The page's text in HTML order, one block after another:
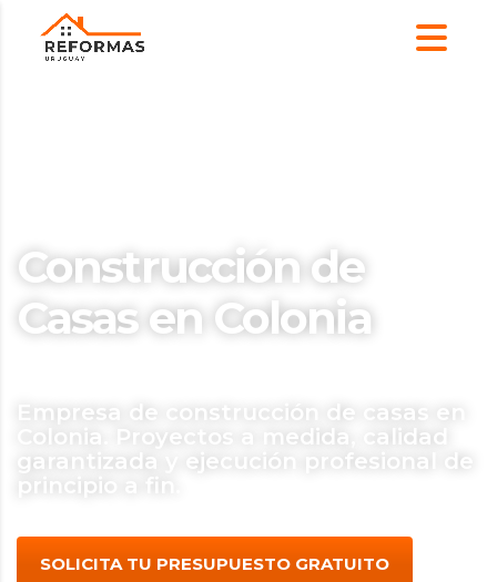
Construcción de
Casas en Colonia
Empresa de construcción de casas en
Colonia. Proyectos a medida, calidad
garantizada y ejecución profesional de
principio a fin.
SOLICITA TU PRESUPUESTO GRATUITO